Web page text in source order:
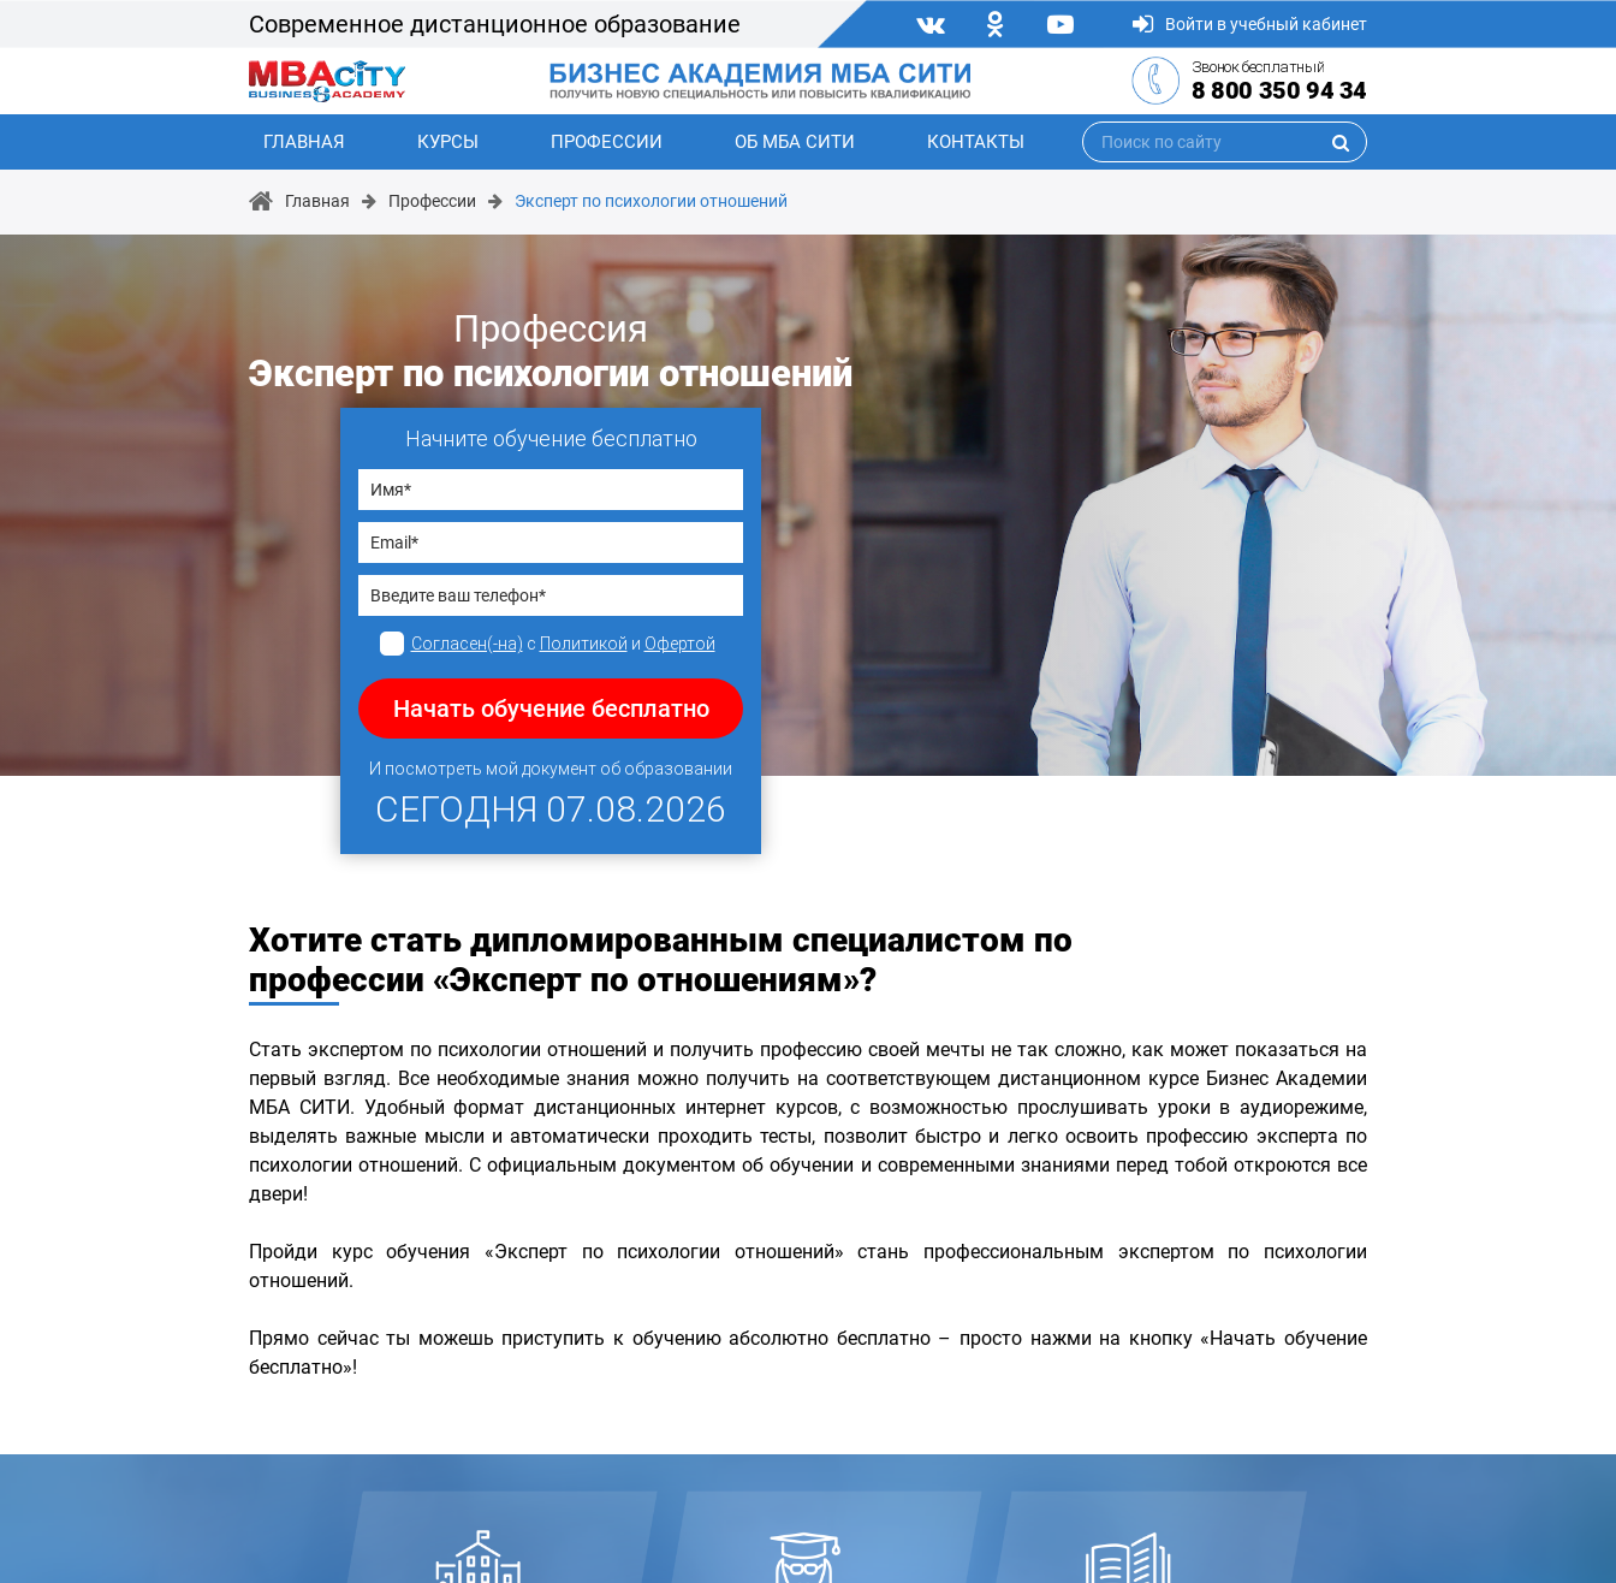
Современное дистанционное образование Войти в учебный кабинет
Звонок бесплатный
8 800 350 94 34
ГЛАВНАЯ КУРСЫ ПРОФЕССИИ ОБ МБА СИТИ КОНТАКТЫ
Главная Профессии Эксперт по психологии отношений
Профессия
Эксперт по психологии отношений
Начните обучение бесплатно
Согласен(-на) с Политикой и Офертой
Начать обучение бесплатно
И посмотреть мой документ об образовании
СЕГОДНЯ 07.08.2026
Хотите стать дипломированным специалистом по
профессии «Эксперт по отношениям»?
Стать экспертом по психологии отношений и получить профессию своей мечты не так сложно, как может показаться на
первый взгляд. Все необходимые знания можно получить на соответствующем дистанционном курсе Бизнес Академии
МБА СИТИ. Удобный формат дистанционных интернет курсов, с возможностью прослушивать уроки в аудиорежиме,
выделять важные мысли и автоматически проходить тесты, позволит быстро и легко освоить профессию эксперта по
психологии отношений. С официальным документом об обучении и современными знаниями перед тобой откроются все
двери!
Пройди курс обучения «Эксперт по психологии отношений» стань профессиональным экспертом по психологии
отношений.
Прямо сейчас ты можешь приступить к обучению абсолютно бесплатно – просто нажми на кнопку «Начать обучение
бесплатно»!